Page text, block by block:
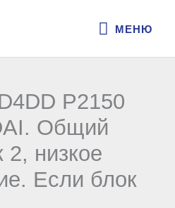
МЕНЮ
МЕНЮ
P2150
Общий
2, низкое
Если блок